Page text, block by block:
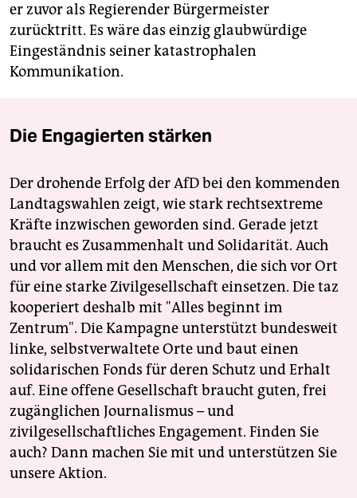
er zuvor als Regierender Bürgermeister
zurücktritt. Es wäre das einzig glaubwürdige
Eingeständnis seiner katastrophalen
Kommunikation.
Die Engagierten stärken
Der drohende Erfolg der AfD bei den kommenden
Landtagswahlen zeigt, wie stark rechtsextreme
Kräfte inzwischen geworden sind. Gerade jetzt
braucht es Zusammenhalt und Solidarität. Auch
und vor allem mit den Menschen, die sich vor Ort
für eine starke Zivilgesellschaft einsetzen. Die taz
kooperiert deshalb mit "Alles beginnt im
Zentrum". Die Kampagne unterstützt bundesweit
linke, selbstverwaltete Orte und baut einen
solidarischen Fonds für deren Schutz und Erhalt
auf. Eine offene Gesellschaft braucht guten, frei
zugänglichen Journalismus – und
zivilgesellschaftliches Engagement. Finden Sie
auch? Dann machen Sie mit und unterstützen Sie
unsere Aktion.